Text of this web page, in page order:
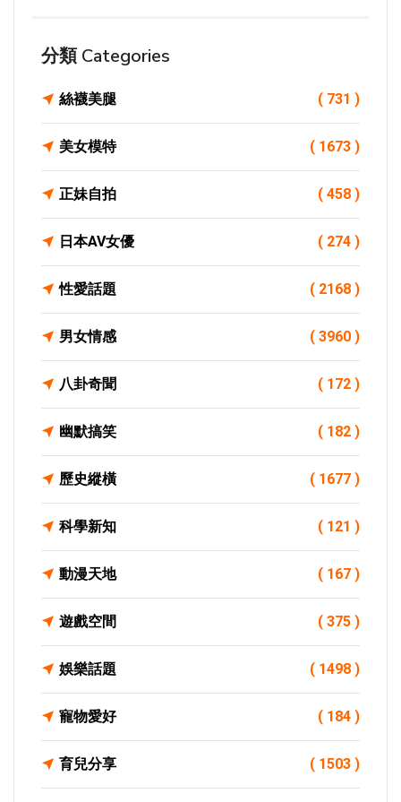
分類 Categories
絲襪美腿 ( 731 )
美女模特 ( 1673 )
正妹自拍 ( 458 )
日本AV女優 ( 274 )
性愛話題 ( 2168 )
男女情感 ( 3960 )
八卦奇聞 ( 172 )
幽默搞笑 ( 182 )
歷史縱橫 ( 1677 )
科學新知 ( 121 )
動漫天地 ( 167 )
遊戲空間 ( 375 )
娛樂話題 ( 1498 )
寵物愛好 ( 184 )
育兒分享 ( 1503 )